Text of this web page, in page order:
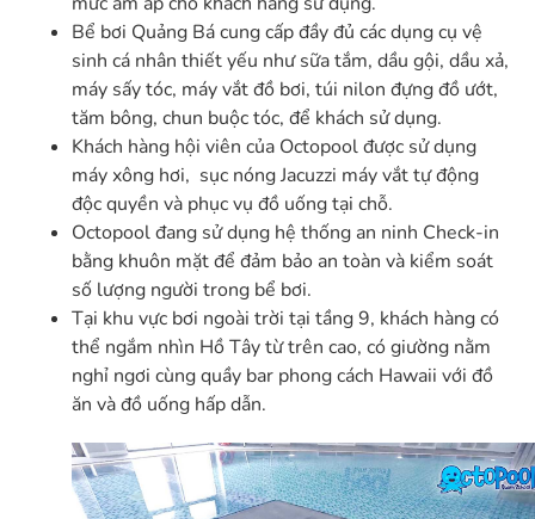
Bể bơi Quảng Bá cung cấp đầy đủ các dụng cụ vệ
sinh cá nhân thiết yếu như sữa tắm, dầu gội, dầu xả,
máy sấy tóc, máy vắt đồ bơi, túi nilon đựng đồ ướt,
tăm bông, chun buộc tóc, để khách sử dụng.
Khách hàng hội viên của Octopool được sử dụng
máy xông hơi, sục nóng Jacuzzi máy vắt tự động
độc quyền và phục vụ đồ uống tại chỗ.
Octopool đang sử dụng hệ thống an ninh Check-in
bằng khuôn mặt để đảm bảo an toàn và kiểm soát
số lượng người trong bể bơi.
Tại khu vực bơi ngoài trời tại tầng 9, khách hàng có
thể ngắm nhìn Hồ Tây từ trên cao, có giường nằm
nghỉ ngơi cùng quầy bar phong cách Hawaii với đồ
ăn và đồ uống hấp dẫn.